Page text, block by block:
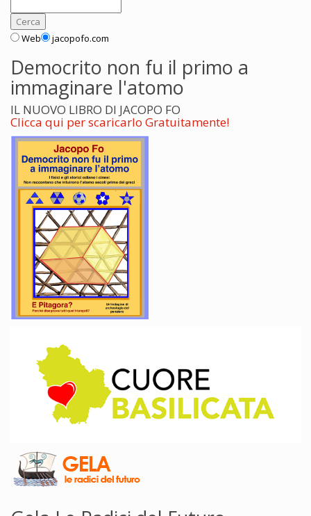
Web jacopofo.com
Democrito non fu il primo a
immaginare l'atomo
IL NUOVO LIBRO DI JACOPO FO
Clicca qui per scaricarlo Gratuitamente!